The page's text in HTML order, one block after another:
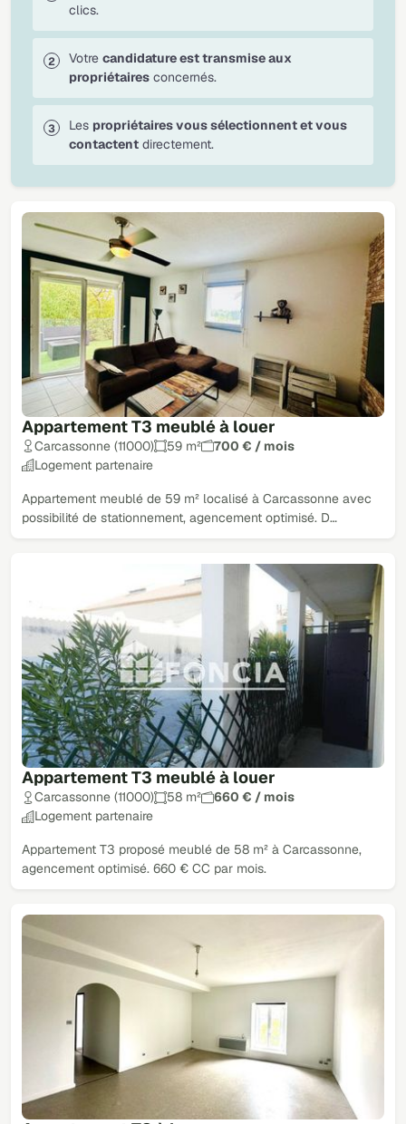
Appartement T3 meublé à louer
Carcassonne (11000) 59 m²
700 € / mois
Logement partenaire
Appartement meublé de 59 m² localisé à Carcassonne avec
possibilité de stationnement, agencement optimisé. D…
Appartement T3 meublé à louer
Carcassonne (11000) 58 m²
660 € / mois
Logement partenaire
Appartement T3 proposé meublé de 58 m² à Carcassonne,
agencement optimisé. 660 € CC par mois.
clics.
Votre candidature est transmise aux
propriétaires concernés.
Les propriétaires vous sélectionnent et vous
contactent directement.